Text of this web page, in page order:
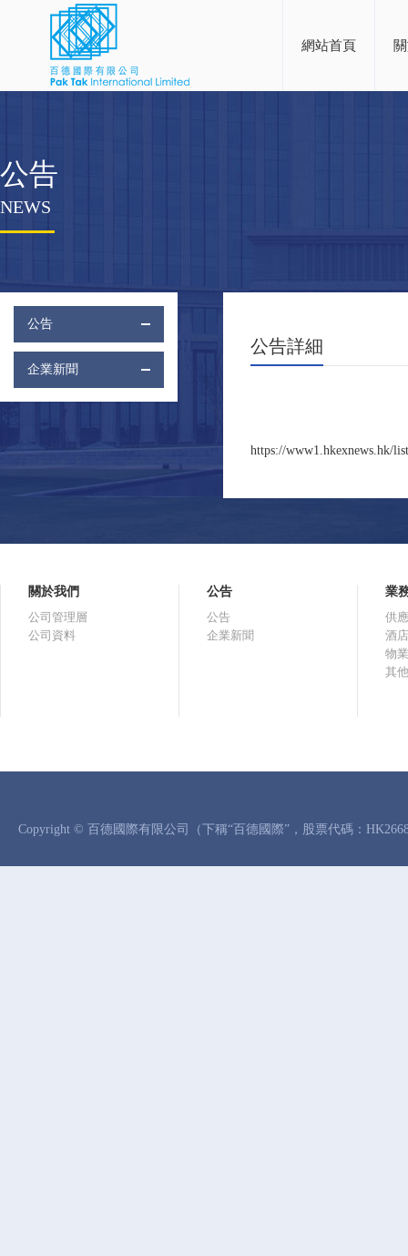
網站首頁
公告
NEWS
公告
企業新聞
公告詳細
https://www1.hkexnews.hk/
關於我們
公司管理層
公司資料
公告
公告
企業新聞
業
供
酒
物
其
Copyright © 百德國際有限公司（下稱“百德國際”，股票代碼：